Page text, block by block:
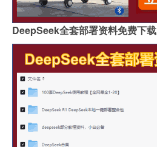
DeepSeek全套部署资料免费下载